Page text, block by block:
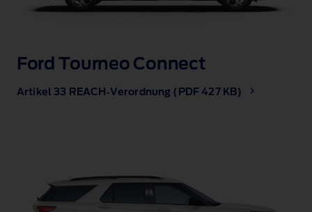
Ford Tourneo Connect
Artikel 33 REACH‑Verordnung (PDF 427 KB)